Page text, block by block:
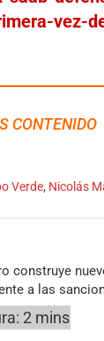
vez-
CONTENIDO
Verde, Nicolás
construye
a las